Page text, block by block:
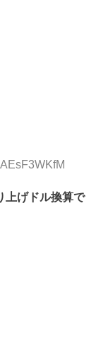
上げドル換算で